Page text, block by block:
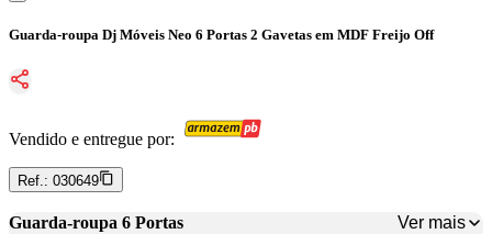
Guarda-roupa Dj Móveis Neo 6 Portas 2 Gavetas em MDF Freijo Off
Vendido e entregue por:
Ref.: 030649
Guarda-roupa 6 Portas
Ver mais